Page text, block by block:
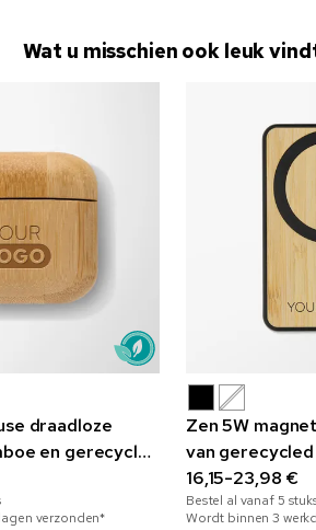
Wat u misschien ook leuk
draadloze
en gerecycled
verzonden*
Zen 5W
van
16,15-23,98 €
Bestel al vanaf5
Wordt binnen 3